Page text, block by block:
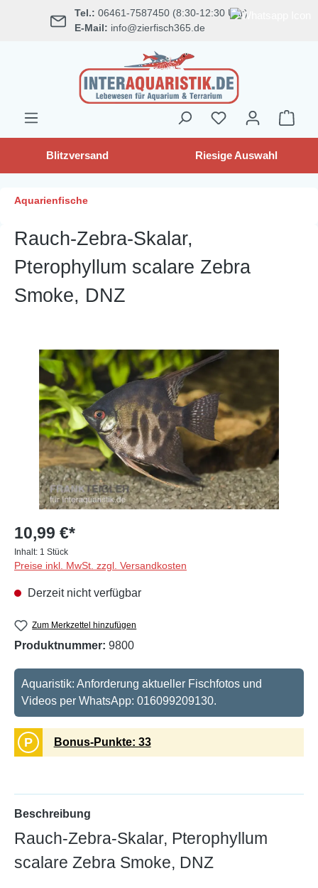
springen Tel.: 06461-7587450 (8:30-12:30 Uhr)
E-Mail: info@zierfisch365.de
Blitzversand Riesige Auswahl
Aquarienfische
Rauch-Zebra-Skalar,
Pterophyllum scalare Zebra
Smoke, DNZ
Bildergalerie überspringen
10,99 €*
Inhalt: 1 Stück
Preise inkl. MwSt. zzgl. Versandkosten
Derzeit nicht verfügbar
Zum Merkzettel hinzufügen
Produktnummer: 9800
Aquaristik: Anforderung aktueller Fischfotos und
Videos per WhatsApp: 016099209130.
P Bonus-Punkte: 33
Beschreibung
Rauch-Zebra-Skalar, Pterophyllum
scalare Zebra Smoke, DNZ